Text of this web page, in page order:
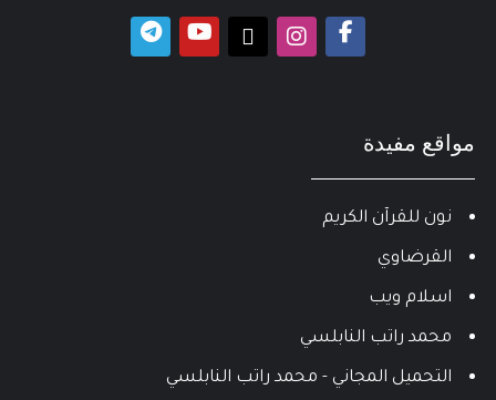
مواقع مفيدة
نون للقرآن الكريم
القرضاوي
اسلام ويب
محمد راتب النابلسي
التحميل المجاني - محمد راتب النابلسي